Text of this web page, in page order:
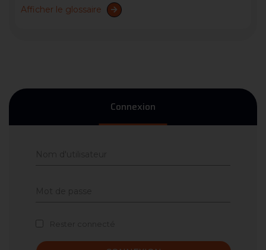
Afficher le glossaire
Connexion